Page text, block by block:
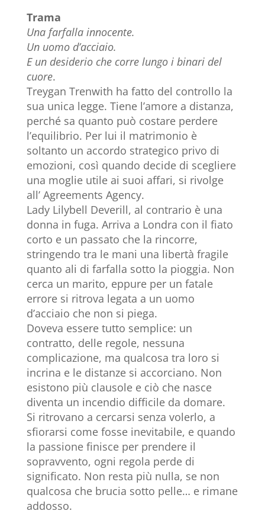
Trama
Una farfalla innocente.
Un uomo d’acciaio.
E un desiderio che corre lungo i binari del
cuore.
Treygan Trenwith ha fatto del controllo la
sua unica legge. Tiene l’amore a distanza,
perché sa quanto può costare perdere
l’equilibrio. Per lui il matrimonio è
soltanto un accordo strategico privo di
emozioni, così quando decide di scegliere
una moglie utile ai suoi affari, si rivolge
all’ Agreements Agency.
Lady Lilybell Deverill, al contrario è una
donna in fuga. Arriva a Londra con il fiato
corto e un passato che la rincorre,
stringendo tra le mani una libertà fragile
quanto ali di farfalla sotto la pioggia. Non
cerca un marito, eppure per un fatale
errore si ritrova legata a un uomo
d’acciaio che non si piega.
Doveva essere tutto semplice: un
contratto, delle regole, nessuna
complicazione, ma qualcosa tra loro si
incrina e le distanze si accorciano. Non
esistono più clausole e ciò che nasce
diventa un incendio difficile da domare.
Si ritrovano a cercarsi senza volerlo, a
sfiorarsi come fosse inevitabile, e quando
la passione finisce per prendere il
sopravvento, ogni regola perde di
significato. Non resta più nulla, se non
qualcosa che brucia sotto pelle… e rimane
addosso.